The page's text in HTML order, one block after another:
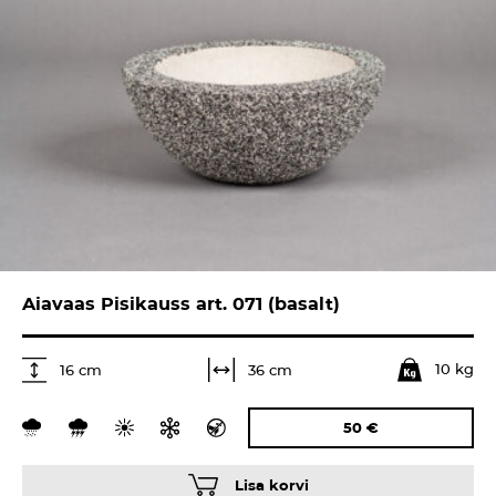
Aiavaas Pisikauss art. 071 (basalt)
16 cm 36 cm 10 kg
50 €
Lisa korvi